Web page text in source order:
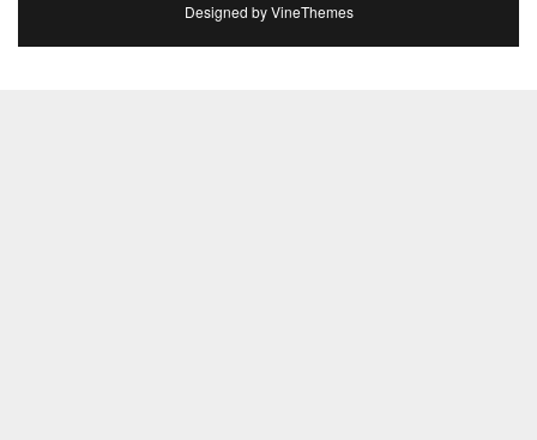
Designed byVineThemes